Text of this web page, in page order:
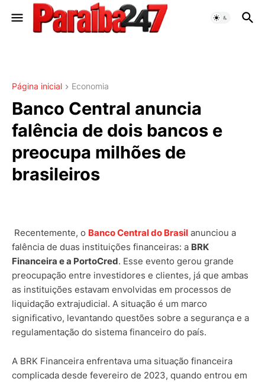
Página inicial Economia
Banco Central anuncia
falência de dois bancos e
preocupa milhões de
brasileiros
Recentemente, o Banco Central do Brasil anunciou a
falência de duas instituições financeiras: a BRK
Financeira e a PortoCred. Esse evento gerou grande
preocupação entre investidores e clientes, já que ambas
as instituições estavam envolvidas em processos de
liquidação extrajudicial. A situação é um marco
significativo, levantando questões sobre a segurança e a
regulamentação do sistema financeiro do país.
A BRK Financeira enfrentava uma situação financeira
complicada desde fevereiro de 2023, quando entrou em